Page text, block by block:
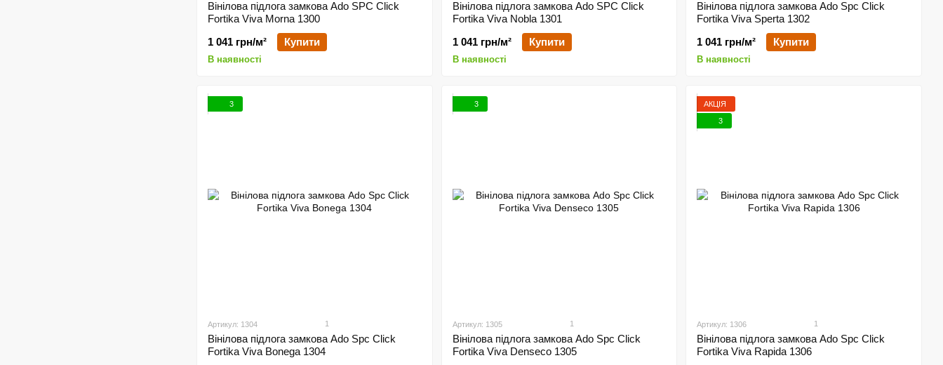
Вінілова підлога замкова Ado SPC Click
Fortika Viva Morna 1300
1 041 грн/м²
Купити
В наявності
Вінілова підлога замкова Ado SPC Click
Fortika Viva Nobla 1301
1 041 грн/м²
Купити
В наявності
Вінілова підлога замкова Ado Spc Click
Fortika Viva Sperta 1302
1 041 грн/м²
Купити
В наявності
3
Артикул: 1304 1
Вінілова підлога замкова Ado Spc Click
Fortika Viva Bonega 1304
3
Артикул: 1305 1
Вінілова підлога замкова Ado Spc Click
Fortika Viva Denseco 1305
АКЦІЯ
3
Артикул: 1306 1
Вінілова підлога замкова Ado Spc Click
Fortika Viva Rapida 1306